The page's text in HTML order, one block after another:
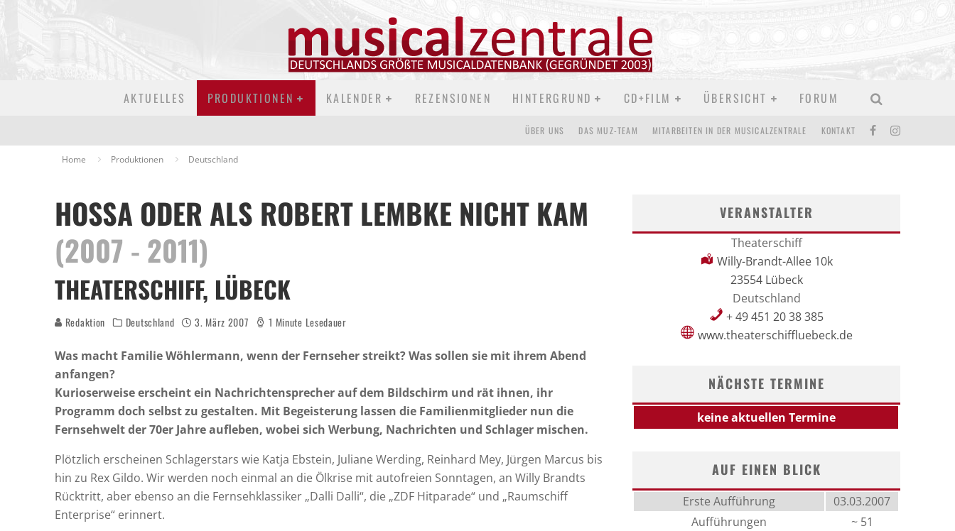
AKTUELLES PRODUKTIONEN KALENDER REZENSIONEN HINTERGRUND CD+FILM ÜBERSICHT FORUM
ÜBER UNS DAS MUZ-TEAM MITARBEITEN IN DER MUSICALZENTRALE KONTAKT
Home Produktionen Deutschland
HOSSA ODER ALS ROBERT LEMBKE NICHT KAM
(2007 - 2011)
THEATERSCHIFF, LÜBECK
Redaktion Deutschland 3. März 2007 1 Minute Lesedauer
Was macht Familie Wöhlermann, wenn der Fernseher streikt? Was sollen sie mit ihrem Abend
anfangen?
Kurioserweise erscheint ein Nachrichtensprecher auf dem Bildschirm und rät ihnen, ihr
Programm doch selbst zu gestalten. Mit Begeisterung lassen die Familienmitglieder nun die
Fernsehwelt der 70er Jahre aufleben, wobei sich Werbung, Nachrichten und Schlager mischen.
Plötzlich erscheinen Schlagerstars wie Katja Ebstein, Juliane Werding, Reinhard Mey, Jürgen Marcus bis
hin zu Rex Gildo. Wir werden noch einmal an die Ölkrise mit autofreien Sonntagen, an Willy Brandts
Rücktritt, aber ebenso an die Fernsehklassiker „Dalli Dalli“, die „ZDF Hitparade“ und „Raumschiff
Enterprise“ erinnert.
VERANSTALTER
Theaterschiff
Willy-Brandt-Allee 10k
23554 Lübeck
Deutschland
+ 49 451 20 38 385
www.theaterschiffluebeck.de
NÄCHSTE TERMINE
keine aktuellen Termine
AUF EINEN BLICK
Erste Aufführung
03.03.2007
Aufführungen
~ 51